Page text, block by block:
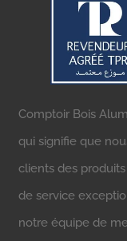
Comptoir Bois
qui signifie que
clients des
de service
notre équipe de